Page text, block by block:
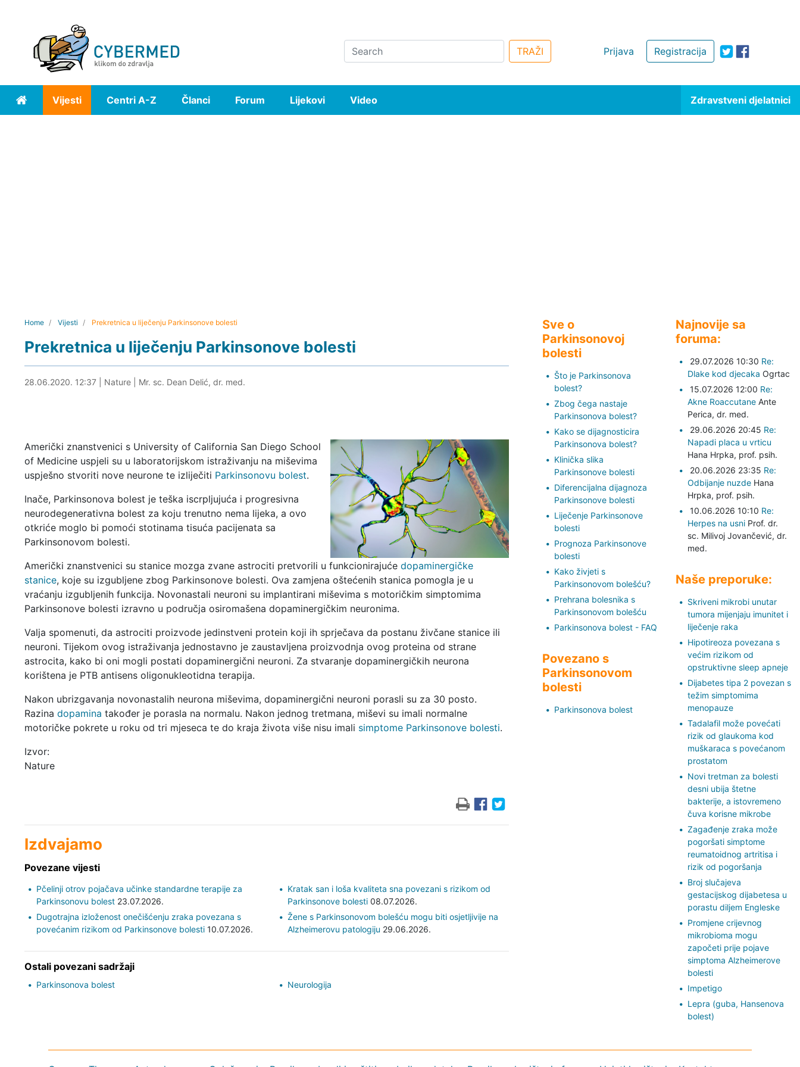
Registracija
Prijava
Search TRAŽI
Home Vijesti Centri A-Z Članci Forum Lijekovi Video Zdravstveni djelatnici
Home Vijesti Prekretnica u liječenju Parkinsonove bolesti
Prekretnica u liječenju Parkinsonove bolesti
28.06.2020. 13:05
28.06.2020. 12:37| Nature| Mr. sc. Dean Delić, dr. med.
Američki znanstvenici s University of California San Diego School
of Medicine uspjeli su u laboratorijskom istraživanju na miševima
uspješno stvoriti nove neurone te izliječiti Parkinsonovu bolest.
Inače, Parkinsonova bolest je teška iscrpljujuća i progresivna
neurodegenerativna bolest za koju trenutno nema lijeka, a ovo
otkriće moglo bi pomoći stotinama tisuća pacijenata sa
Parkinsonovom bolesti.
Američki znanstvenici su stanice mozga zvane astrociti pretvorili u funkcionirajuće dopaminergičke
stanice, koje su izgubljene zbog Parkinsonove bolesti. Ova zamjena oštećenih stanica pomogla je u
vraćanju izgubljenih funkcija. Novonastali neuroni su implantirani miševima s motoričkim simptomima
Parkinsonove bolesti izravno u područja osiromašena dopaminergičkim neuronima.
Valja spomenuti, da astrociti proizvode jedinstveni protein koji ih sprječava da postanu živčane stanice ili
neuroni. Tijekom ovog istraživanja jednostavno je zaustavljena proizvodnja ovog proteina od strane
astrocita, kako bi oni mogli postati dopaminergični neuroni. Za stvaranje dopaminergičkih neurona
korištena je PTB antisens oligonukleotidna terapija.
Nakon ubrizgavanja novonastalih neurona miševima, dopaminergični neuroni porasli su za 30 posto.
Razina dopamina također je porasla na normalu. Nakon jednog tretmana, miševi su imali normalne
motoričke pokrete u roku od tri mjeseca te do kraja života više nisu imali simptome Parkinsonove bolesti.
Izvor:
Nature
Izdvajamo
Povezane vijesti
Pčelinji otrov pojačava učinke standardne terapije za
Parkinsonovu bolest23.07.2026.
Dugotrajna izloženost onečišćenju zraka povezana s
povećanim rizikom od Parkinsonove bolesti10.07.2026.
Kratak san i loša kvaliteta sna povezani s rizikom od
Parkinsonove bolesti 08.07.2026.
Žene s Parkinsonovom bolešću mogu biti osjetljivije na
Alzheimerovu patologiju 29.06.2026.
Ostali povezani sadržaji
Parkinsonova bolest Neurologija
Sve o
Parkinsonovoj
bolesti
Što je Parkinsonova
bolest?
Zbog čega nastaje
Parkinsonova bolest?
Kako se dijagnosticira
Parkinsonova bolest?
Klinička slika
Parkinsonove bolesti
Diferencijalna dijagnoza
Parkinsonove bolesti
Liječenje Parkinsonove
bolesti
Prognoza Parkinsonove
bolesti
Kako živjeti s
Parkinsonovom bolešću?
Prehrana bolesnika s
Parkinsonovom bolešću
Parkinsonova bolest - FAQ
Povezano s
Parkinsonovom
bolesti
Parkinsonova bolest
Najnovije sa
foruma:
29.07.2026 10:30 Re:
Dlake kod djecaka Ogrtac
15.07.2026 12:00 Re:
Akne Roaccutane Ante
Perica, dr. med.
29.06.2026 20:45 Re:
Napadi placa u vrticu
Hana Hrpka, prof. psih.
20.06.2026 23:35 Re:
Odbijanje nuzde Hana
Hrpka, prof. psih.
10.06.2026 10:10 Re:
Herpes na usni Prof. dr.
sc. Milivoj Jovančević, dr.
med.
Naše preporuke:
Skriveni mikrobi unutar
tumora mijenjaju imunitet i
liječenje raka
Hipotireoza povezana s
većim rizikom od
opstruktivne sleep apneje
Dijabetes tipa 2 povezan s
težim simptomima
menopauze
Tadalafil može povećati
rizik od glaukoma kod
muškaraca s povećanom
prostatom
Novi tretman za bolesti
desni ubija štetne
bakterije, a istovremeno
čuva korisne mikrobe
Zagađenje zraka može
pogoršati simptome
reumatoidnog artritisa i
rizik od pogoršanja
Broj slučajeva
gestacijskog dijabetesa u
porastu diljem Engleske
Promjene crijevnog
mikrobioma mogu
započeti prije pojave
simptoma Alzheimerove
bolesti
Impetigo
Lepra (guba, Hansenova
bolest)